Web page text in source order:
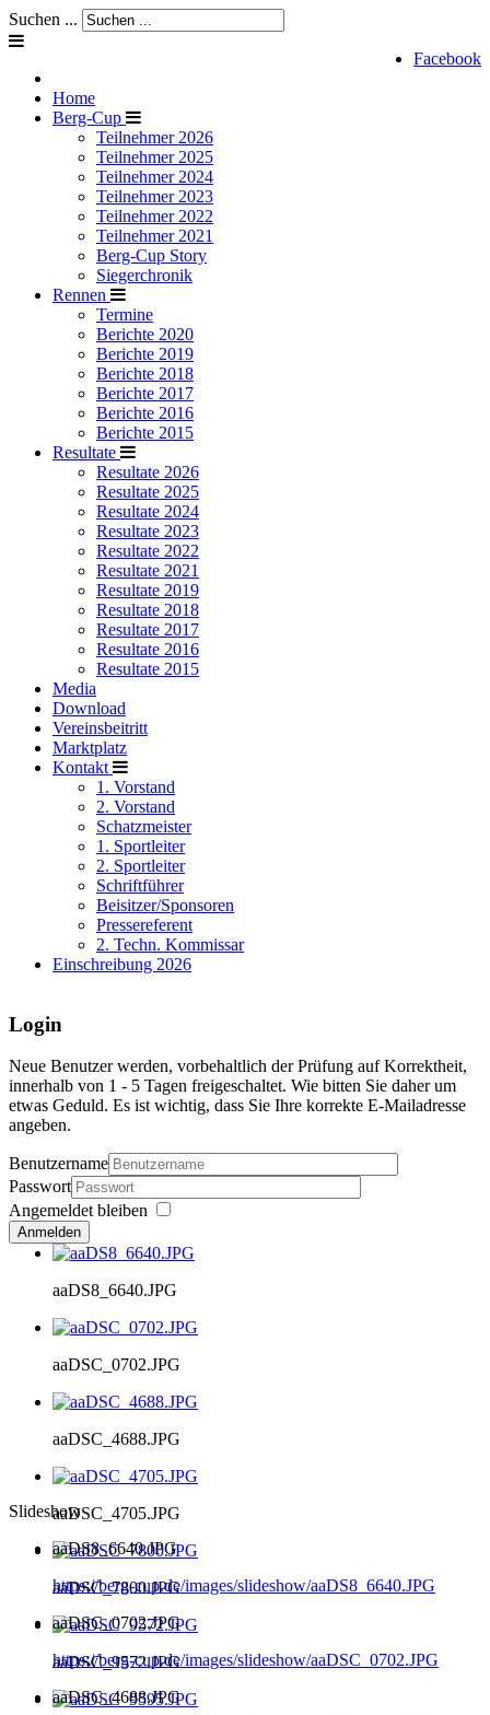
Suchen ...
Facebook
Home
Berg-Cup
Teilnehmer 2026
Teilnehmer 2025
Teilnehmer 2024
Teilnehmer 2023
Teilnehmer 2022
Teilnehmer 2021
Berg-Cup Story
Siegerchronik
Rennen
Termine
Berichte 2020
Berichte 2019
Berichte 2018
Berichte 2017
Berichte 2016
Berichte 2015
Resultate
Resultate 2026
Resultate 2025
Resultate 2024
Resultate 2023
Resultate 2022
Resultate 2021
Resultate 2019
Resultate 2018
Resultate 2017
Resultate 2016
Resultate 2015
Media
Download
Vereinsbeitritt
Marktplatz
Kontakt
1. Vorstand
2. Vorstand
Schatzmeister
1. Sportleiter
2. Sportleiter
Schriftführer
Beisitzer/Sponsoren
Pressereferent
2. Techn. Kommissar
Einschreibung 2026
Login
Neue Benutzer werden, vorbehaltlich der Prüfung auf Korrektheit,
innerhalb von 1 - 5 Tagen freigeschaltet. Wie bitten Sie daher um
etwas Geduld. Es ist wichtig, dass Sie Ihre korrekte E-Mailadresse
angeben.
Benutzername
Passwort
Angemeldet bleiben
Anmelden
aaDS8_6640.JPG
aaDSC_0702.JPG
aaDSC_4688.JPG
aaDSC_4705.JPG
aaDSC_7800.JPG
aaDSC_9572.JPG
Slideshow
aaDS8_6640.JPG
https://berg-cup.de/images/slideshow/aaDS8_6640.JPG
aaDSC_0702.JPG
https://berg-cup.de/images/slideshow/aaDSC_0702.JPG
aaDSC_4688.JPG